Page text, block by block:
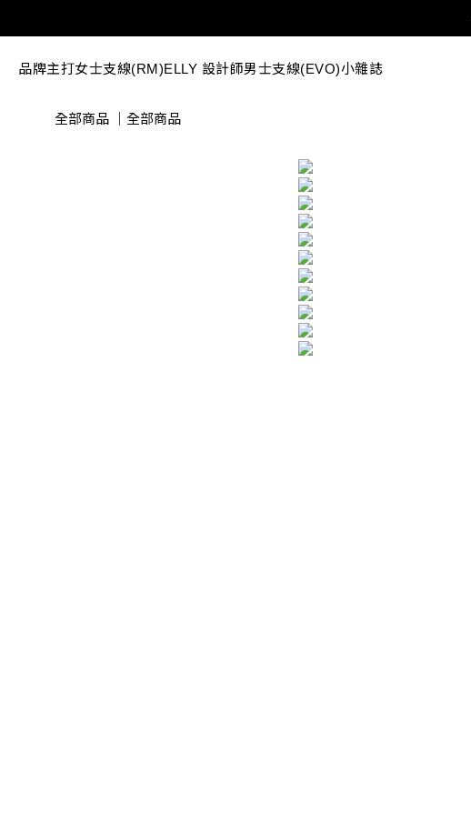
品牌主打女士支線(RM)ELLY 設計師男士支線(EVO)小雜誌
全部商品 全部商品